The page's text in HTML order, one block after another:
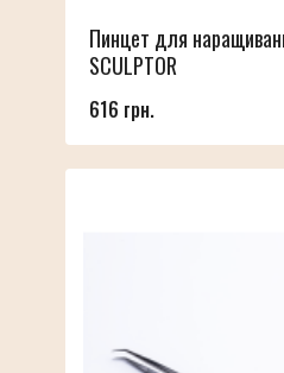
Пинцет для
SCULPTOR
616 грн.